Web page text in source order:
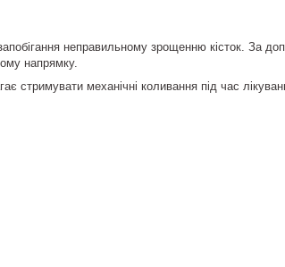
неправильному зрощенню кісток. За
напрямку.
стримувати механічні коливання під час